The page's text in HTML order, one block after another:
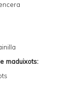
maduixots: